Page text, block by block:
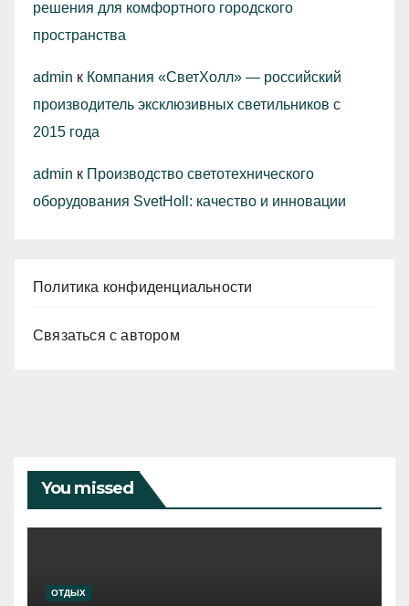
решения для комфортного городского
пространства
admin к Компания «СветХолл» — российский
производитель эксклюзивных светильников с
2015 года
admin к Производство светотехнического
оборудования SvetHoll: качество и инновации
Политика конфиденциальности
Связаться с автором
You missed
ОТДЫХ